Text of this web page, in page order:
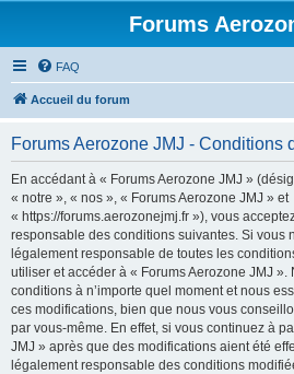
Forums
FAQ
Accueil du forum
Forums Aerozone JMJ - Conditions
En accédant à « Forums Aerozone JMJ »
« notre », « nos », « Forums Aerozone JMJ » et
« https://forums.aerozonejmj.fr »), vous
responsable des conditions suivantes. Si vous
légalement responsable de toutes les
utiliser et accéder à « Forums Aerozone JMJ
conditions à n’importe quel moment et nous
ces modifications, bien que nous vous
par vous-même. En effet, si vous continuez à
JMJ » après que des modifications aient été
légalement responsable des conditions